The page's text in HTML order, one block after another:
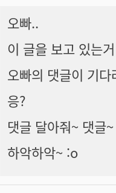
오빠..
이 글을 보고 있는
오빠의 댓글이 기다
응?
댓글 달아줘~ 댓글
하악하악~ :o